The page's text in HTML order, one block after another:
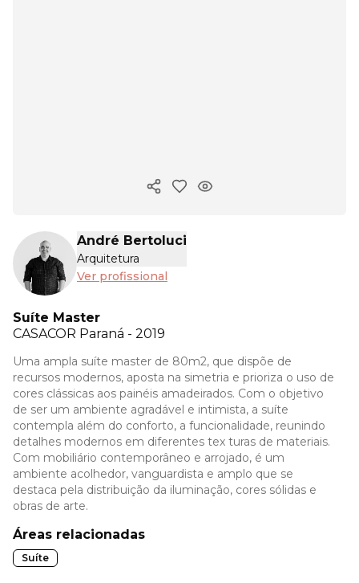
Copiar link
André Bertoluci
Arquitetura
Ver profissional
Suíte Master
CASACOR Paraná - 2019
Uma ampla suíte master de 80m2, que dispõe de
recursos modernos, aposta na simetria e prioriza o uso de
cores clássicas aos painéis amadeirados. Com o objetivo
de ser um ambiente agradável e intimista, a suíte
contempla além do conforto, a funcionalidade, reunindo
detalhes modernos em diferentes tex turas de materiais.
Com mobiliário contemporâneo e arrojado, é um
ambiente acolhedor, vanguardista e amplo que se
destaca pela distribuição da iluminação, cores sólidas e
obras de arte.
Áreas relacionadas
Suíte